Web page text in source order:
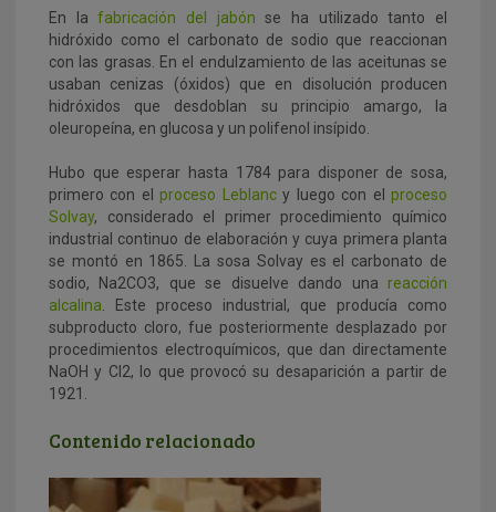
En lafabricación del jabón se ha utilizado tanto el
hidróxido como el carbonato de sodio que reaccionan
con las grasas. En el endulzamiento de las aceitunas se
usaban cenizas (óxidos) que en disolución producen
hidróxidos que desdoblan su principio amargo, la
oleuropeína, en glucosa y un polifenol insípido.
Hubo que esperar hasta 1784 para disponer de sosa,
primero con elproceso Leblancy luego con elproceso
Solvay, considerado el primer procedimiento químico
industrial continuo de elaboración y cuya primera planta
se montó en 1865. La sosa Solvay es el carbonato de
sodio, Na2CO3, que se disuelve dando una reacción
alcalina . Este proceso industrial, que producía como
subproducto cloro, fue posteriormente desplazado por
procedimientos electroquímicos, que dan directamente
NaOH y Cl2, lo que provocó su desaparición a partir de
1921.
Contenido relacionado